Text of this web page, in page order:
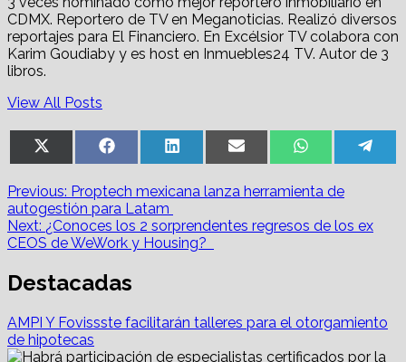
CDMX. Reportero de TV en Meganoticias. Realizó diversos
reportajes para El Financiero. En Excélsior TV colabora con
Karim Goudiaby y es host en Inmuebles24 TV. Autor de 3
libros.
View All Posts
(Twitter)
Facebook LinkedIn WhatsApp
Post
navigation
Previous: Proptech mexicana lanza herramienta de
autogestión para Latam
Next: ¿Conoces los 2 sorprendentes regresos de los ex
CEOS de WeWork y Housing?
Destacadas
AMPI Y Fovissste facilitarán talleres para el otorgamiento
de hipotecas